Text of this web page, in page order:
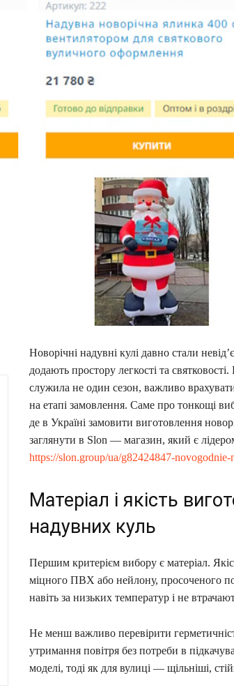
Новорічні надувні кулі давно стали
додають простору легкості та
служила не один сезон, важливо
на етапі замовлення. Саме про тонкощі
де в Україні замовити виготовлення
заглянути в Slon — магазин, який є
https://slon.group/ua/g82424847-
Матеріал і якість
надувних куль
Першим критерієм вибору є матеріал.
міцного ПВХ або нейлону, просоченого
навіть за низьких температур і не
Не менш важливо перевірити
утримання повітря без потреби в
моделі, тоді як для вулиці — щільніші,